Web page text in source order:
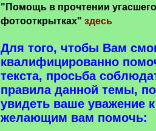
"Помощь в прочтении
фотооткрытках" здесь
Для того, чтобы Вам
квалифицированно
текста, просьба
правила данной темы,
увидеть ваше уважение
желающим вам помочь: